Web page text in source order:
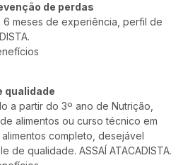
de perdas
6 meses de experiência, perfil de
qualidade
a partir do 3º ano de Nutrição,
alimentos ou curso técnico em
completo, desejável
de qualidade. ASSAÍ ATACADISTA.